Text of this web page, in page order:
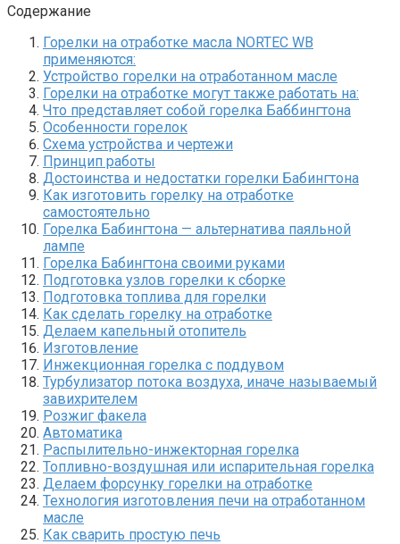
Содержание
Горелки на отработке масла NORTEC WB
применяются:
Устройство горелки на отработанном масле
Горелки на отработке могут также работать на:
Что представляет собой горелка Баббингтона
Особенности горелок
Схема устройства и чертежи
Принцип работы
Достоинства и недостатки горелки Бабингтона
Как изготовить горелку на отработке
самостоятельно
Горелка Бабингтона — альтернатива паяльной
лампе
Горелка Бабингтона своими руками
Подготовка узлов горелки к сборке
Подготовка топлива для горелки
Как сделать горелку на отработке
Делаем капельный отопитель
Изготовление
Инжекционная горелка с поддувом
Турбулизатор потока воздуха, иначе называемый
завихрителем
Розжиг факела
Автоматика
Распылительно-инжекторная горелка
Топливно-воздушная или испарительная горелка
Делаем форсунку горелки на отработке
Технология изготовления печи на отработанном
масле
Как сварить простую печь